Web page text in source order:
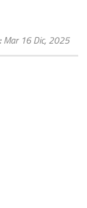
Mar 16 Dic, 2025